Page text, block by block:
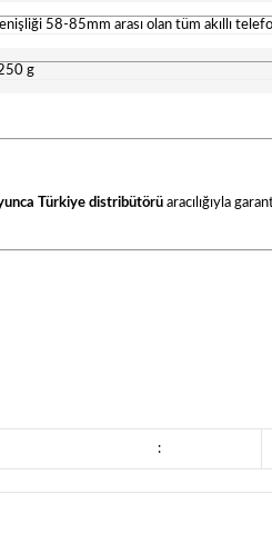
58-85mm arası olan tüm akıllı
g
Türkiye distribütörüaracılığıyla
: